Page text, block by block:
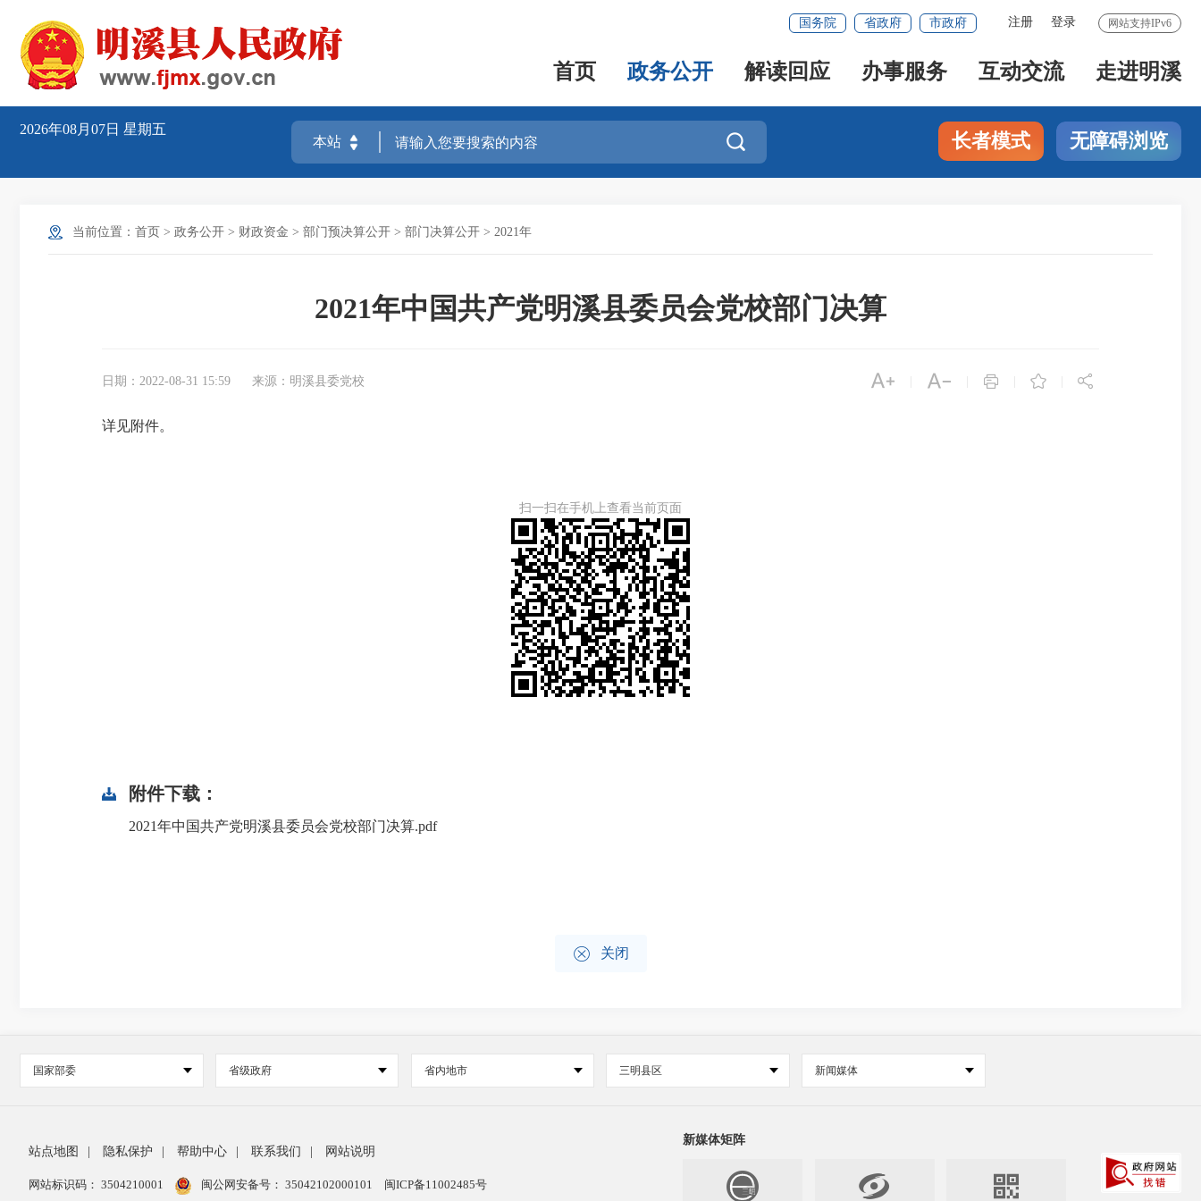
网站支持IPv6
注册 登录
国务院 省政府 市政府
首页 政务公开 解读回应 办事服务 互动交流 走进明溪
2026年08月07日 星期五
 长者模式 无障碍浏览
当前位置： 首页 > 政务公开 > 财政资金 > 部门预决算公开 > 部门决算公开 > 2021年
2021年中国共产党明溪县委员会党校部门决算
日期：2022-08-31 15:59 来源：明溪县委党校     
详见附件。
扫一扫在手机上查看当前页面
附件下载：
2021年中国共产党明溪县委员会党校部门决算.pdf
 关闭
国家部委 省级政府 省内地市 三明县区 新闻媒体
站点地图 隐私保护 帮助中心 联系我们 网站说明
网站标识码： 3504210001 闽公网安备号： 35042102000101 闽ICP备11002485号
新媒体矩阵
 